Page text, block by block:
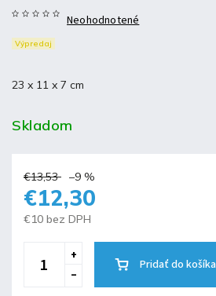
Výpredaj
Neohodnotené
23 x 11 x 7 cm
Skladom
€13,53 –9 %
€12,30
€10 bez DPH
Pridať do košíka